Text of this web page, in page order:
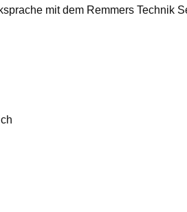
mit dem Remmers Technik